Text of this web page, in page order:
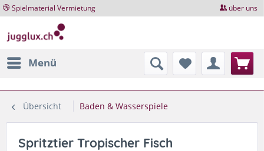
Spielmaterial Vermietung über uns
Menü
Übersicht Baden & Wasserspiele
Spritztier Tropischer Fisch